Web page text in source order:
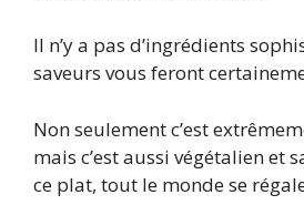
Il n’y a pas d’ingrédients
saveurs vous feront
Non seulement c’est
mais c’est aussi végétalien et
ce plat, tout le monde se